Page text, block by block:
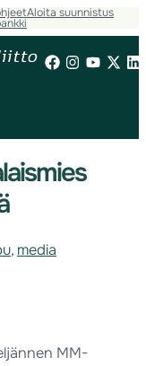
Aloita suunnistus
, media
MM-